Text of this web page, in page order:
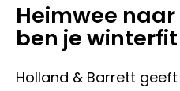
Heimwee
ben je winterfit
Holland & Barrett